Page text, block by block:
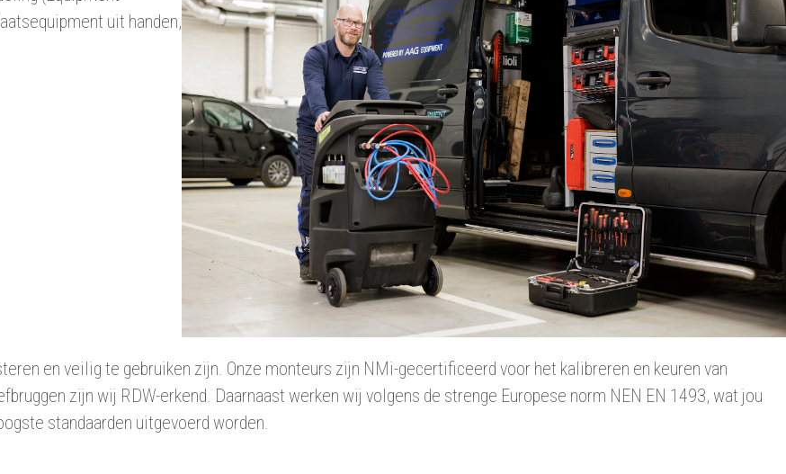
uit handen,
en veilig te gebruiken zijn. Onze monteurs zijn NMi-gecertificeerd voor het kalibreren en keuren van
zijn wij RDW-erkend. Daarnaast werken wij volgens de strenge Europese norm NEN EN 1493, wat jou
standaarden uitgevoerd worden.